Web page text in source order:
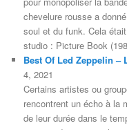
chevelure rousse a
soul et du funk. Cela
studio : Picture Book
Best Of Led Zeppelin –
4, 2021
Certains artistes ou
rencontrent un écho à la
de leur durée dans le